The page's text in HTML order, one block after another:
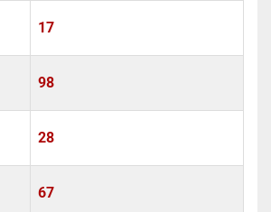
17
98
28
67